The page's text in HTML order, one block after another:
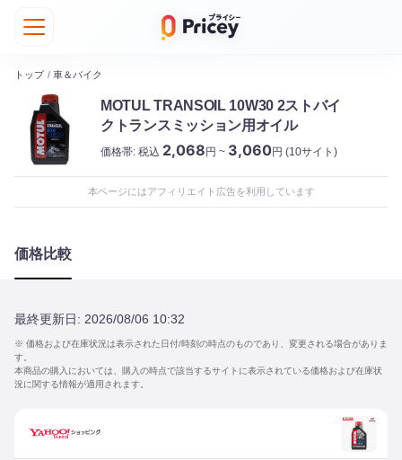
トップ / 車＆バイク
MOTUL TRANSOIL 10W30 2ストバイ
クトランスミッション用オイル
価格帯: 税込 2,068円 ~ 3,060円 (10サイト)
本ページにはアフィリエイト広告を利用しています
価格比較
最終更新日: 2026/08/06 10:32
※ 価格および在庫状況は表示された日付/時刻の時点のものであり、変更される場合がありま
す。
本商品の購入においては、購入の時点で該当するサイトに表示されている価格および在庫状
況に関する情報が適用されます。